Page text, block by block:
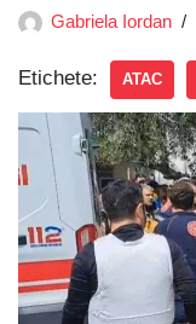
Gabriela Iordan
Etichete: ATAC